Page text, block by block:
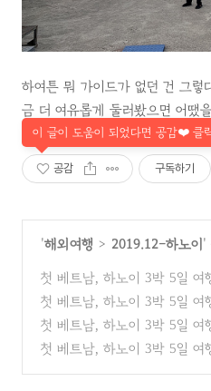
하여튼 뭐 가이드가 없던 건 그렇
금 더 여유롭게 둘러봤으면 어땠
이 글이 도움이 되었다면 공감❤️ 클
공감 구독하기
'해외여행 > 2019.12-하노이 '
첫 베트남, 하노이 3박 5일 여
롱베이 선착장으로 & 하노이
(0)
첫 베트남, 하노이 3박 5일 여
롱베이 승솟 동굴 (손오공 하롱
당일투어)
(0)
첫 베트남, 하노이 3박 5일 여
롱베이 티톱 섬 (손오공 하롱
첫 베트남, 하노이 3박 5일 여